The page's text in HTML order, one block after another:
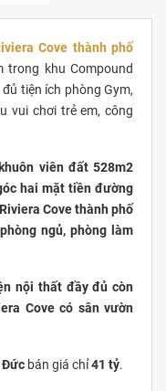
Cove thành phố
trong khu Compound
tiện ích phòng Gym,
vui chơi trẻ em, công
viên đất 528m2
hai mặt tiền đường
Cove thành phố
ngủ, phòng làm
nội thất đầy đủ còn
Cove có sân vườn
Đức bán giá chỉ41 tỷ.